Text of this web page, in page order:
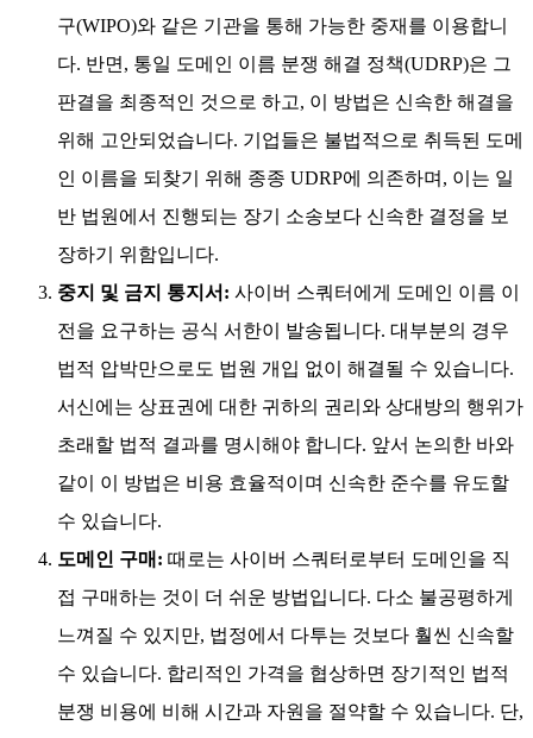
구(WIPO)와 같은 기관을 통해 가능한 중재를 이용합니
다. 반면, 통일 도메인 이름 분쟁 해결 정책(UDRP)은 그
판결을 최종적인 것으로 하고, 이 방법은 신속한 해결을
위해 고안되었습니다. 기업들은 불법적으로 취득된 도메
인 이름을 되찾기 위해 종종 UDRP에 의존하며, 이는 일
반 법원에서 진행되는 장기 소송보다 신속한 결정을 보
장하기 위함입니다.
중지 및 금지 통지서: 사이버 스쿼터에게 도메인 이름 이
전을 요구하는 공식 서한이 발송됩니다. 대부분의 경우
법적 압박만으로도 법원 개입 없이 해결될 수 있습니다.
서신에는 상표권에 대한 귀하의 권리와 상대방의 행위가
초래할 법적 결과를 명시해야 합니다. 앞서 논의한 바와
같이 이 방법은 비용 효율적이며 신속한 준수를 유도할
수 있습니다.
도메인 구매: 때로는 사이버 스쿼터로부터 도메인을 직
접 구매하는 것이 더 쉬운 방법입니다. 다소 불공평하게
느껴질 수 있지만, 법정에서 다투는 것보다 훨씬 신속할
수 있습니다. 합리적인 가격을 협상하면 장기적인 법적
분쟁 비용에 비해 시간과 자원을 절약할 수 있습니다. 단,